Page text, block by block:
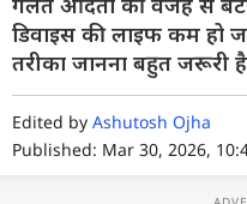
रिव्यू
गेमिंग
डिवाइस की लाइफ कम हो
तरीका जानना बहुत जरूरी
Edited by Ashutosh Ojha
Published: Mar 30, 2026,